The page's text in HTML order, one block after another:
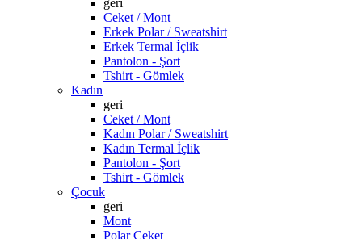
geri
Ceket / Mont
Erkek Polar / Sweatshirt
Erkek Termal İçlik
Pantolon - Şort
Tshirt - Gömlek
Kadın
geri
Ceket / Mont
Kadın Polar / Sweatshirt
Kadın Termal İçlik
Pantolon - Şort
Tshirt - Gömlek
Çocuk
geri
Mont
Polar Ceket